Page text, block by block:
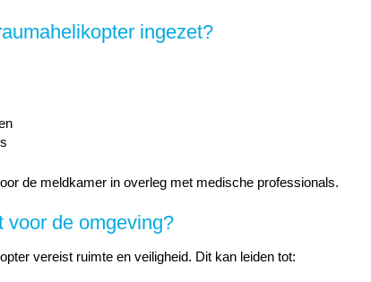
ingezet?
de meldkamer in overleg met medische professionals.
voor de omgeving?
vereist ruimte en veiligheid. Dit kan leiden tot: